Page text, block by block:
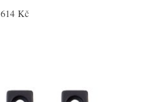
614 Kč